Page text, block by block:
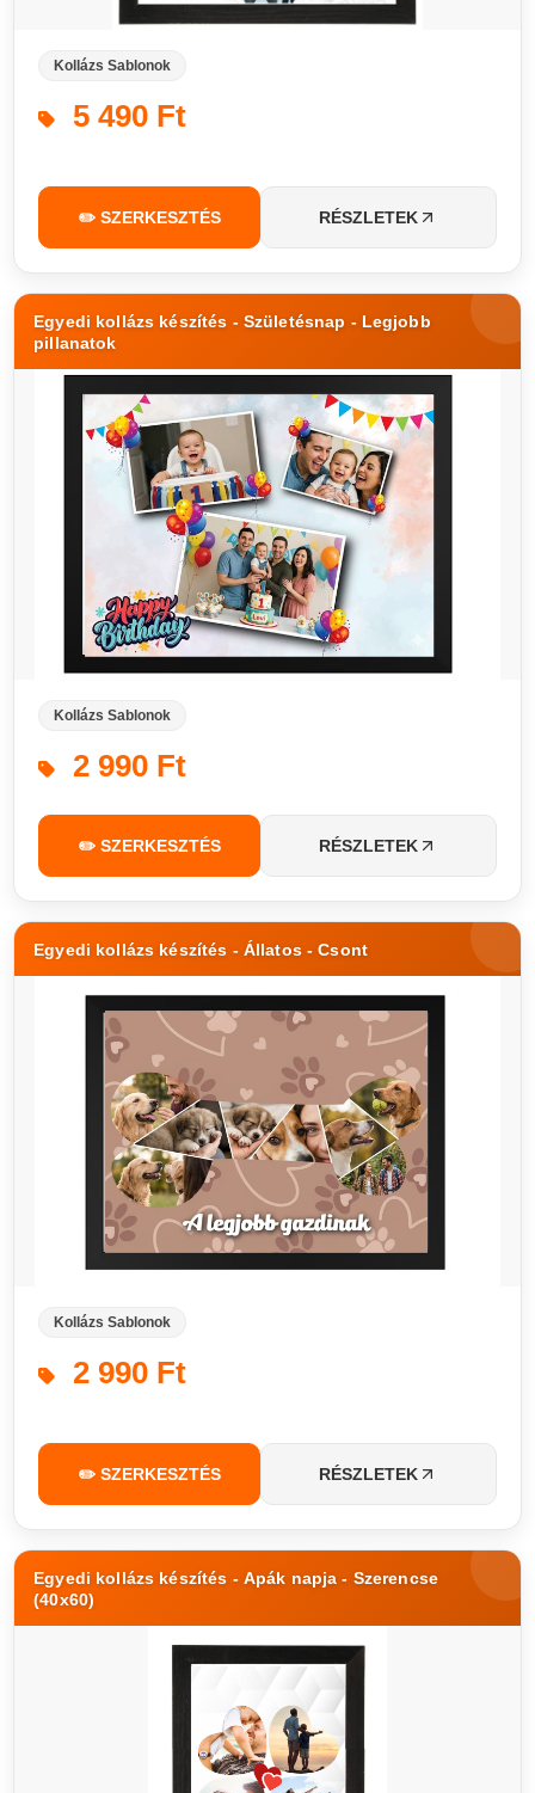
Kollázs Sablonok
5 490 Ft
✏️ SZERKESZTÉS RÉSZLETEK
Egyedi kollázs készítés - Születésnap - Legjobb
pillanatok
Kollázs Sablonok
2 990 Ft
✏️ SZERKESZTÉS RÉSZLETEK
Egyedi kollázs készítés - Állatos - Csont
Kollázs Sablonok
2 990 Ft
✏️ SZERKESZTÉS RÉSZLETEK
Egyedi kollázs készítés - Apák napja - Szerencse
(40x60)